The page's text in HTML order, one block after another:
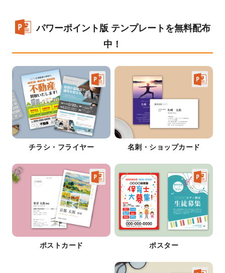
パワーポイント版 テンプレートを無料配布
中！
チラシ・フライヤー 名刺・ショップカード
ポストカード ポスター